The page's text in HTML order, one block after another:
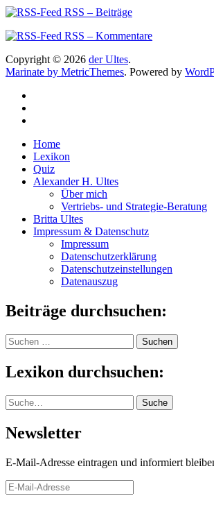
RSS – Beiträge
RSS – Kommentare
Copyright © 2026 der Ultes.
Marinate by MetricThemes. Powered by
Home
Lexikon
Quiz
Alexander H. Ultes
Über mich
Vertriebs- und Strategie-Beratung
Britta Ultes
Impressum & Datenschutz
Impressum
Datenschutzerklärung
Datenschutzeinstellungen
Datenauszug
Beiträge durchsuchen:
Suchen
nach:
Lexikon durchsuchen:
Suche Suche
Newsletter
E-Mail-Adresse eintragen und informiert
E-
Mail-